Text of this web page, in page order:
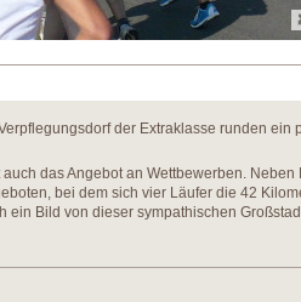
der Extraklasse runden ein
das Angebot an Wettbewerben. Neben
bei dem sich vier Läufer die 42
ein Bild von dieser sympathischen